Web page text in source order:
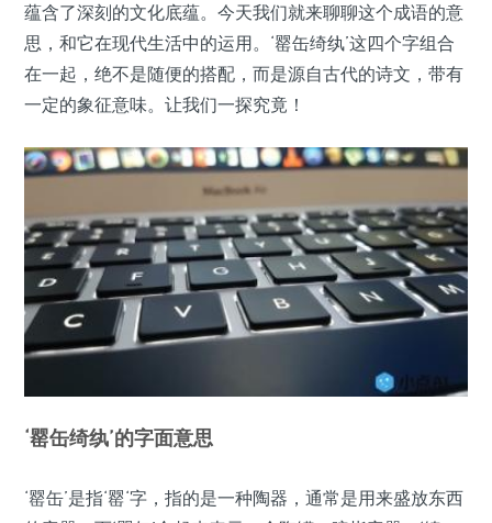
蕴含了深刻的文化底蕴。今天我们就来聊聊这个成语的意
思，和它在现代生活中的运用。‘罂缶绮纨’这四个字组合
在一起，绝不是随便的搭配，而是源自古代的诗文，带有
一定的象征意味。让我们一探究竟！
‘罂缶绮纨’的字面意思
‘罂缶’是指‘罂‘字，指的是一种陶器，通常是用来盛放东西